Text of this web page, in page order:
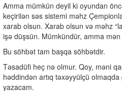
Amma mümkün deyil ki oyundan
keçirilən səs sistemi məhz
xarab olsun. Xarab olsun və məhz
işə düşsün. Mümkündür, amma mən
Bu söhbət tam başqa söhbətdir.
Təsadüfi heç nə olmur. Qoy, məni
həddindən artıq təxəyyülçü
yazacam.